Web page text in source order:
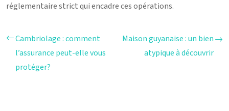
réglementaire strict qui encadre ces opérations.
Cambriolage : comment
l’assurance peut-elle vous
protéger?
Maison guyanaise : un bien
atypique à découvrir